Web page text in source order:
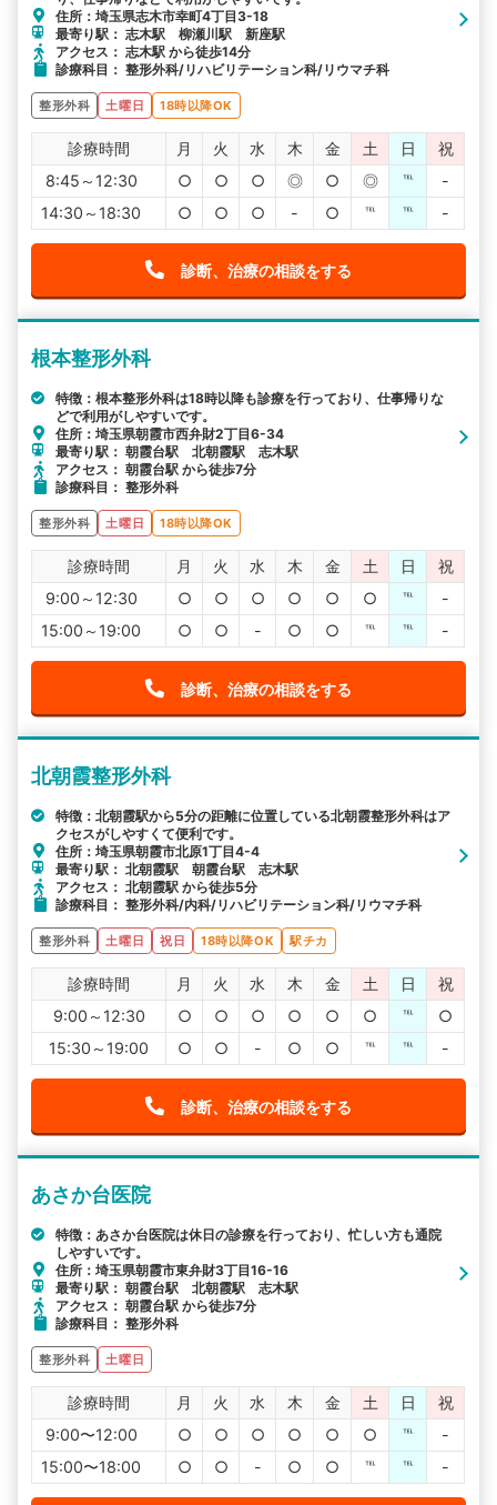
住所：埼玉県志木市幸町4丁目3-18
最寄り駅： 志木駅 柳瀬川駅 新座駅
アクセス： 志木駅 から徒歩14分
診療科目： 整形外科/リハビリテーション科/リウマチ科
整形外科 土曜日 18時以降OK
診療時間 月 火 水 木 金 土 日
祝
8:45～12:30
○ ○ ○ ◎ ○ ◎ ℡
-
14:30～18:30
○ ○ ○ - ○ ℡ ℡ -
診断、治療の相談をする
根本整形外科
特徴：根本整形外科は18時以降も診療を行っており、仕事帰りな
どで利用がしやすいです。
住所：埼玉県朝霞市西弁財2丁目6-34
最寄り駅： 朝霞台駅 北朝霞駅 志木駅
アクセス： 朝霞台駅 から徒歩7分
診療科目： 整形外科
整形外科 土曜日 18時以降OK
診療時間 月 火 水 木 金 土 日
祝
9:00～12:30
○ ○ ○ ○ ○ ○ ℡
-
15:00～19:00
○ ○ - ○ ○ ℡ ℡ -
診断、治療の相談をする
北朝霞整形外科
特徴：北朝霞駅から5分の距離に位置している北朝霞整形外科はア
クセスがしやすくて便利です。
住所：埼玉県朝霞市北原1丁目4-4
最寄り駅： 北朝霞駅 朝霞台駅 志木駅
アクセス： 北朝霞駅 から徒歩5分
診療科目： 整形外科/内科/リハビリテーション科/リウマチ科
整形外科 土曜日 祝日 18時以降OK 駅チカ
診療時間 月 火 水 木 金 土 日
祝
9:00～12:30
○ ○ ○ ○ ○ ○ ℡
○
15:30～19:00
○ ○ - ○ ○ ℡ ℡ -
診断、治療の相談をする
あさか台医院
特徴：あさか台医院は休日の診療を行っており、忙しい方も通院
しやすいです。
住所：埼玉県朝霞市東弁財3丁目16-16
最寄り駅： 朝霞台駅 北朝霞駅 志木駅
アクセス： 朝霞台駅 から徒歩7分
診療科目： 整形外科
整形外科 土曜日
診療時間 月 火 水 木 金 土 日
祝
9:00〜12:00
○ ○ ○ ○ ○ ○ ℡
-
15:00〜18:00
○ ○ - ○ ○ ℡ ℡ -